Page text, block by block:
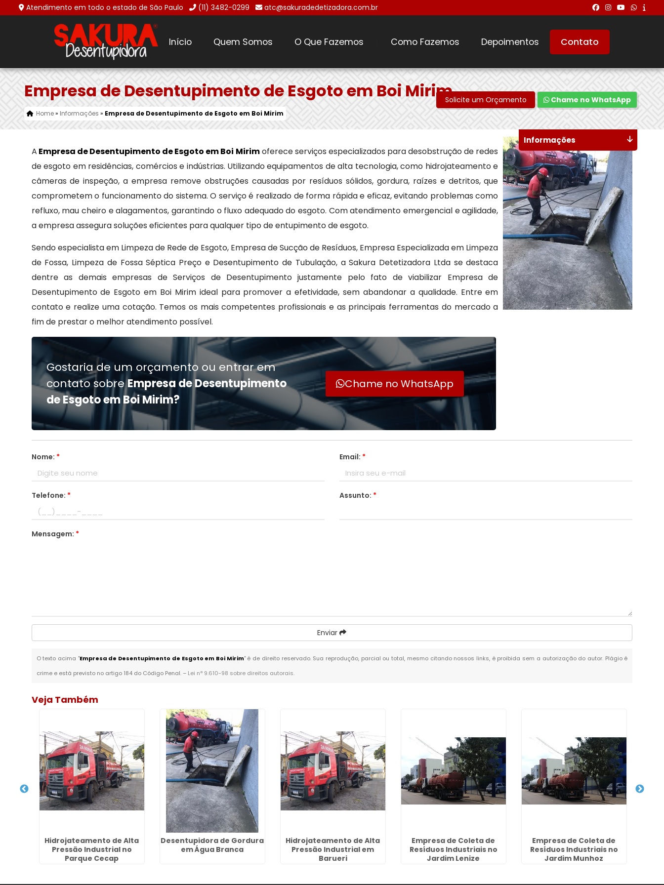
Atendimento em todo o estado de São Paulo (11) 3482-0299 atc@sakuradedetizadora.com.br
Início Quem Somos O Que Fazemos Como Fazemos Depoimentos Contato
Empresa de Desentupimento de Esgoto em Boi Mirim
Home» Informações » Empresa de Desentupimento de Esgoto em Boi Mirim
Solicite um Orçamento Chame no WhatsApp
A Empresa de Desentupimento de Esgoto em Boi Mirimoferece serviços especializados para desobstrução de redes
de esgoto em residências, comércios e indústrias. Utilizando equipamentos de alta tecnologia, como hidrojateamento e
câmeras de inspeção, a empresa remove obstruções causadas por resíduos sólidos, gordura, raízes e detritos, que
comprometem o funcionamento do sistema. O serviço é realizado de forma rápida e eficaz, evitando problemas como
refluxo, mau cheiro e alagamentos, garantindo o fluxo adequado do esgoto. Com atendimento emergencial e agilidade,
a empresa assegura soluções eficientes para qualquer tipo de entupimento de esgoto.
Sendo especialista em Limpeza de Rede de Esgoto, Empresa de Sucção de Resíduos, Empresa Especializada em Limpeza
de Fossa, Limpeza de Fossa Séptica Preço e Desentupimento de Tubulação, a Sakura Detetizadora Ltda se destaca
dentre as demais empresas de Serviços de Desentupimento justamente pelo fato de viabilizar Empresa de
Desentupimento de Esgoto em Boi Mirim ideal para promover a efetividade, sem abandonar a qualidade. Entre em
contato e realize uma cotação. Temos os mais competentes profissionais e as principais ferramentas do mercado a
fim de prestar o melhor atendimento possível.
Gostaria de um orçamento ou entrar em
contato sobreEmpresa de Desentupimento
de Esgoto em Boi Mirim?
Chame no WhatsApp
Nome: * Email: *
Telefone: * Assunto: *
Mensagem: *
Enviar
O texto acima "Empresa de Desentupimento de Esgoto em Boi Mirim" é de direito reservado. Sua reprodução, parcial ou total, mesmo citando nossos links, é proibida sem a autorização do autor. Plágio é
crime e está previsto no artigo 184 do Código Penal. – Lei n° 9.610-98 sobre direitos autorais.
Informações
Veja Também
Hidrojateamento de Alta
Pressão Industrial no
Parque Cecap
Desentupidora de Gordura
em Água Branca
Hidrojateamento de Alta
Pressão Industrial em
Barueri
Empresa de Coleta de
Resíduos Industriais no
Jardim Lenize
Empresa de Coleta de
Resíduos Industriais no
Jardim Munhoz